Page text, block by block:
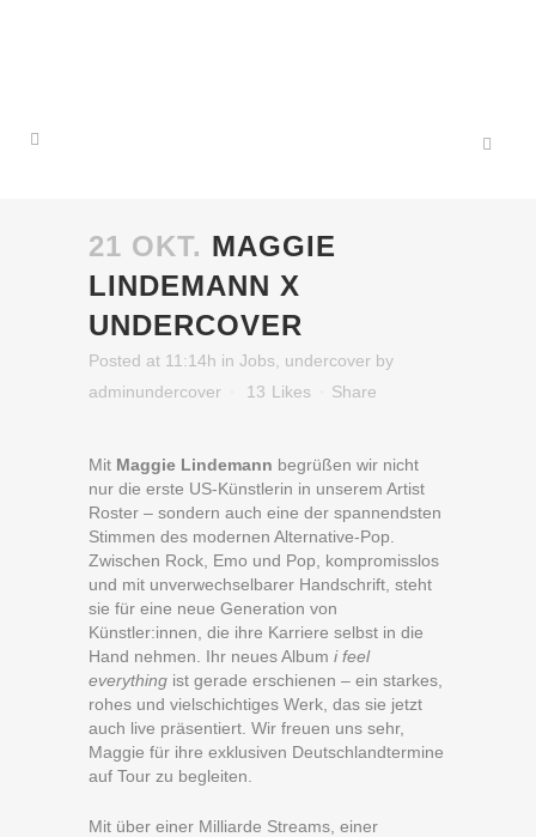
21 OKT. MAGGIE
LINDEMANN X
UNDERCOVER
Posted at 11:14h in Jobs undercover by
adminundercover
13 Likes Share
Mit Maggie Lindemann begrüßen wir nicht
nur die erste US-Künstlerin in unserem Artist
Roster – sondern auch eine der spannendsten
Stimmen des modernen Alternative-Pop.
Zwischen Rock, Emo und Pop, kompromisslos
und mit unverwechselbarer Handschrift, steht
sie für eine neue Generation von
Künstler:innen, die ihre Karriere selbst in die
Hand nehmen. Ihr neues Album i feel
everything ist gerade erschienen – ein starkes,
rohes und vielschichtiges Werk, das sie jetzt
auch live präsentiert. Wir freuen uns sehr,
Maggie für ihre exklusiven Deutschlandtermine
auf Tour zu begleiten.
Mit über einer Milliarde Streams, einer